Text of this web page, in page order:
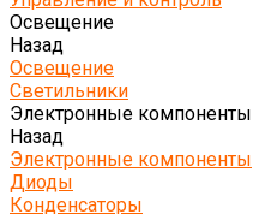
Освещение
Назад
Освещение
Светильники
Электронные компоненты
Назад
Электронные компоненты
Диоды
Конденсаторы